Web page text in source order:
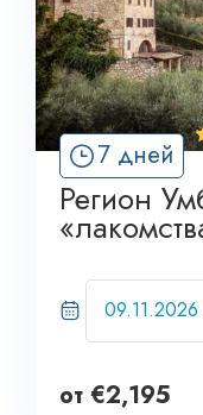
7 дней
'
Регион
от €2,195